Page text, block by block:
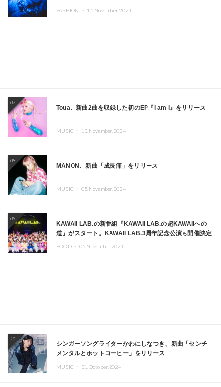
FASHION ・ 15.November.2024
07
Toua、新曲2曲を収録した初のEP『I am I』をリリース
MUSIC ・ 13.November.2024
08
MANON、新曲「成長痛」をリリース
MUSIC ・ 05.November.2024
09
KAWAII LAB.の新番組『KAWAII LAB.の超KAWAIIへの
道』がスタート。KAWAII LAB.3周年記念公演も開催決定
FOOD ・ 05.November.2024
10
シンガーソングライターかわにしなつき、新曲「センチ
メンタルとホットコーヒー」をリリース
MUSIC ・ 31.October.2024